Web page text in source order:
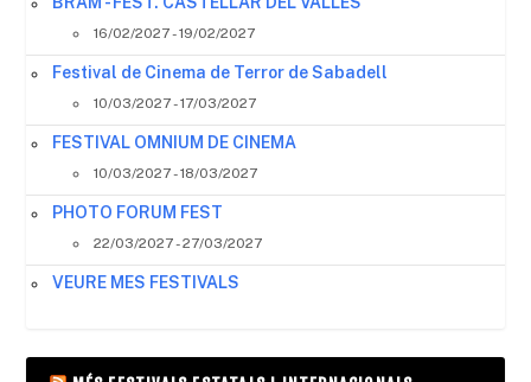
16/02/2027 - 19/02/2027
Festival de Cinema de Terror de Sabadell
10/03/2027 - 17/03/2027
FESTIVAL OMNIUM DE CINEMA
10/03/2027 - 18/03/2027
PHOTO FORUM FEST
22/03/2027 - 27/03/2027
VEURE MES FESTIVALS